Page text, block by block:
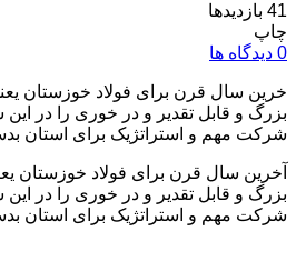
41 بازدیدها
چاپ
0 دیدگاه ها
بزرگ و قابل تقدیر و در خوری را در
شرکت مهم و استراتژیک برای استان
بزرگ و قابل تقدیر و در خوری را در
شرکت مهم و استراتژیک برای استان